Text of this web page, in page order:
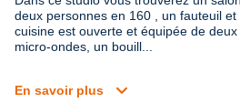
deux personnes en 160 , un fauteuil
cuisine est ouverte et équipée de
micro-ondes, un bouill...
En savoir plus expand_more